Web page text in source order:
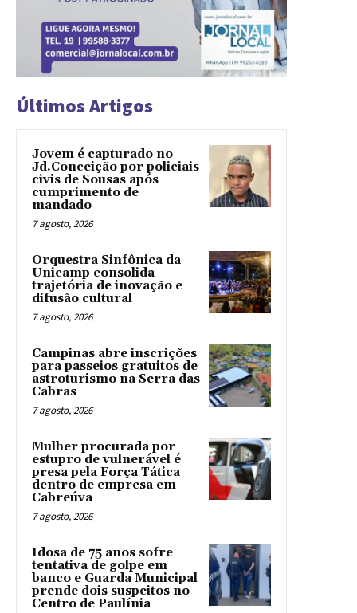
Últimos Artigos
Jovem é capturado no
Jd.Conceição por policiais
civis de Sousas após
cumprimento de
mandado
7 agosto, 2026
Orquestra Sinfônica da
Unicamp consolida
trajetória de inovação e
difusão cultural
7 agosto, 2026
Campinas abre inscrições
para passeios gratuitos de
astroturismo na Serra das
Cabras
7 agosto, 2026
Mulher procurada por
estupro de vulnerável é
presa pela Força Tática
dentro de empresa em
Cabreúva
7 agosto, 2026
Idosa de 75 anos sofre
tentativa de golpe em
banco e Guarda Municipal
prende dois suspeitos no
Centro de Paulínia